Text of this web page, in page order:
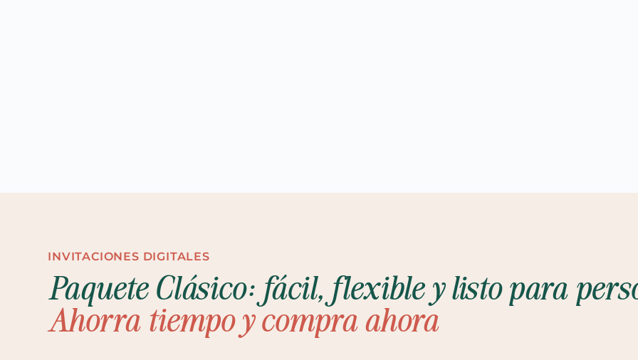
INVITACIONES DIGITALES
Paquete Clásico: fácil, flexible y listo para
Ahorra tiempo y compra ahora